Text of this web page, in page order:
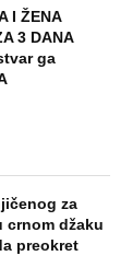
I ŽENA
3 DANA
ga
za
crnom džaku
preokret